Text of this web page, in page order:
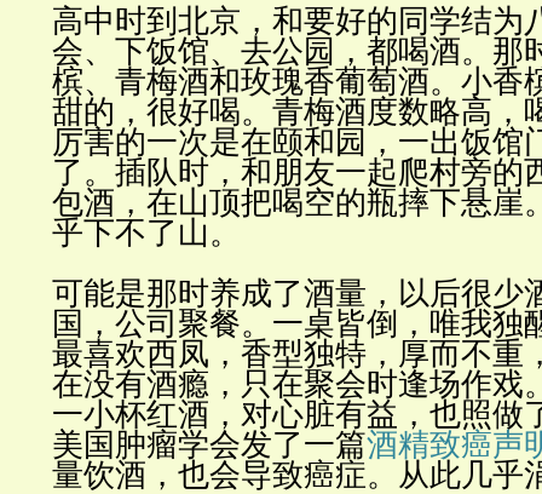
高中时到北京，和要好的同学结为
会、下饭馆、去公园，都喝酒。那
槟、青梅酒和玫瑰香葡萄酒。小香
甜的，很好喝。青梅酒度数略高，
厉害的一次是在颐和园，一出饭馆
了。插队时，和朋友一起爬村旁的
包酒，在山顶把喝空的瓶摔下悬崖
乎下不了山。
可能是那时养成了酒量，以后很少
国，公司聚餐。一桌皆倒，唯我独
最喜欢西凤，香型独特，厚而不重
在没有酒瘾，只在聚会时逢场作戏
一小杯红酒，对心脏有益，也照做
美国肿瘤学会发了一篇酒精致癌声
量饮酒，也会导致癌症。从此几乎